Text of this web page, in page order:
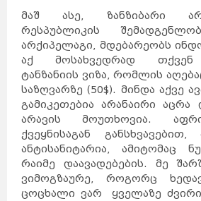
მაშ ასე, ზანზიბარი
რესპუბლიკის
არქიპელაგი, მდებარეობს
აქ მოსახვედრად თქვენ
ტანზანიის ვიზა, რომლის
საზღვარზე (50$). მინდა აქვე
გამიკეთებია არანაირი აცრა
არავის მოუთხოვია.
ქვეყნისაგან
ანტისანიტარია, ამიტომაც
რაიმე დაავადებების. მე
ვიმოგზაურე, როგორც
ცოცხალი ვარ ყველაზე